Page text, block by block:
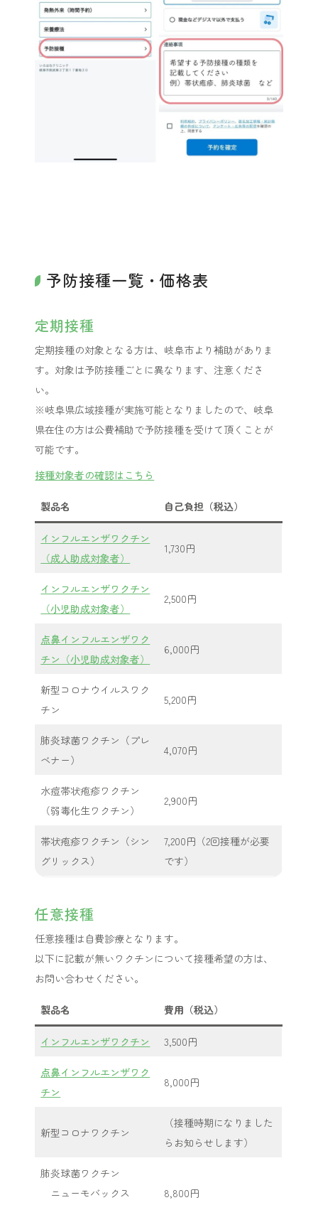
予防接種一覧・価格表
定期接種
定期接種の対象となる方は、岐阜市より補助がありま
す。対象は予防接種ごとに異なります、注意くださ
い。
※岐阜県広域接種が実施可能となりましたので、岐阜
県在住の方は公費補助で予防接種を受けて頂くことが
可能です。
接種対象者の確認はこちら
製品名 自己負担（税込）
インフルエンザワクチン
（成人助成対象者）
1,730円
インフルエンザワクチン
（小児助成対象者）
2,500円
点鼻インフルエンザワク
チン（小児助成対象者）
6,000円
新型コロナウイルスワク
チン
5,200円
肺炎球菌ワクチン（プレ
ベナー）
4,070円
水痘帯状疱疹ワクチン
（弱毒化生ワクチン）
2,900円
帯状疱疹ワクチン（シン
グリックス）
7,200円（2回接種が必要
です）
任意接種
任意接種は自費診療となります。
以下に記載が無いワクチンについて接種希望の方は、
お問い合わせください。
製品名 費用（税込）
インフルエンザワクチン 3,500円
点鼻インフルエンザワク
チン
8,000円
新型コロナワクチン
（接種時期になりました
らお知らせします）
肺炎球菌ワクチン
ニューモバックス
8,800円